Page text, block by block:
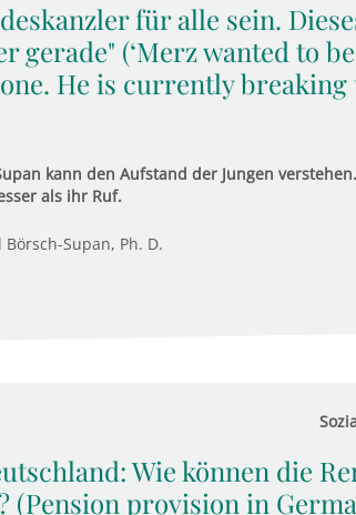
für alle sein.
gerade" (‘Merz wanted to
He is currently breaking
kann den Aufstand der Jungen
als ihr Ruf.
Supan, Ph. D.
Wie können die
(Pension provision in